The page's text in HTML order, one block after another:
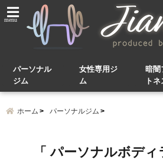
menu
パーソナル
ジム
女性専用ジ
ム
暗闇
トネ
ホーム パーソナルジム
「 パーソナルボデ